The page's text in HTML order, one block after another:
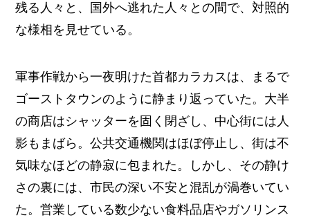
残る人々と、国外へ逃れた人々との間で、対照的
な様相を見せている。
軍事作戦から一夜明けた首都カラカスは、まるで
ゴーストタウンのように静まり返っていた。大半
の商店はシャッターを固く閉ざし、中心街には人
影もまばら。公共交通機関はほぼ停止し、街は不
気味なほどの静寂に包まれた。しかし、その静け
さの裏には、市民の深い不安と混乱が渦巻いてい
た。営業している数少ない食料品店やガソリンス